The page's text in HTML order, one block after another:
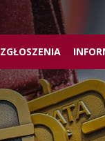
ZGŁOSZENIA